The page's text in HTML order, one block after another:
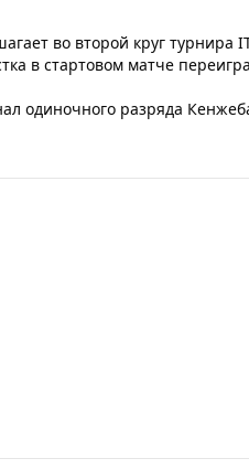
во второй круг турнира
в стартовом матче
одиночного разряда